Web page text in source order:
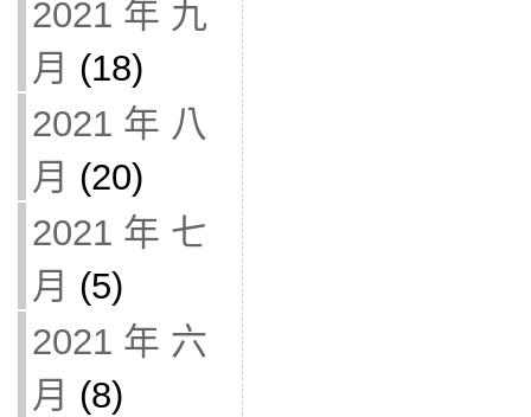
2021 年 九
月 (18)
2021 年 八
月 (20)
2021 年 七
月 (5)
2021 年 六
月 (8)